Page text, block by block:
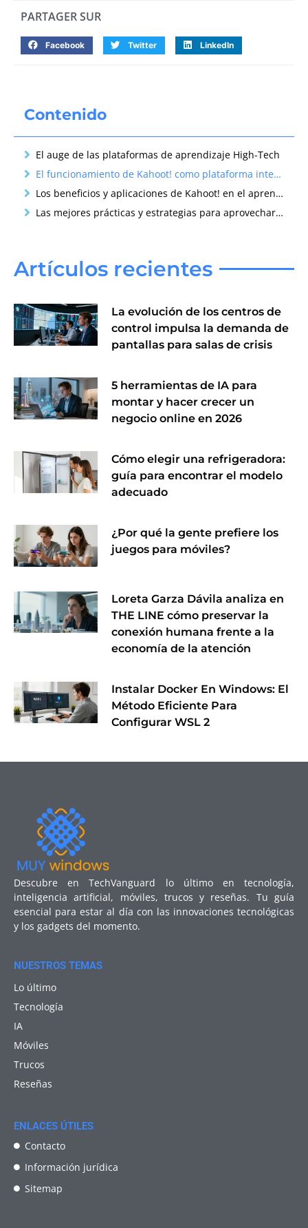
PARTAGER SUR
Facebook Twitter LinkedIn
Contenido
El auge de las plataformas de aprendizaje High-Tech
El funcionamiento de Kahoot! como plataforma interactiva
Los beneficios y aplicaciones de Kahoot! en el aprendizaje
Las mejores prácticas y estrategias para aprovechar Kahoot!
Artículos recientes
La evolución de los centros de
control impulsa la demanda de
pantallas para salas de crisis
5 herramientas de IA para
montar y hacer crecer un
negocio online en 2026
Cómo elegir una refrigeradora:
guía para encontrar el modelo
adecuado
¿Por qué la gente prefiere los
juegos para móviles?
Loreta Garza Dávila analiza en
THE LINE cómo preservar la
conexión humana frente a la
economía de la atención
Instalar Docker En Windows: El
Método Eficiente Para
Configurar WSL 2
Descubre en TechVanguard lo último en tecnología,
inteligencia artificial, móviles, trucos y reseñas. Tu guía
esencial para estar al día con las innovaciones tecnológicas
y los gadgets del momento.
NUESTROS TEMAS
Lo último
Tecnología
IA
Móviles
Trucos
Reseñas
ENLACES ÚTILES
Contacto
Información jurídica
Sitemap